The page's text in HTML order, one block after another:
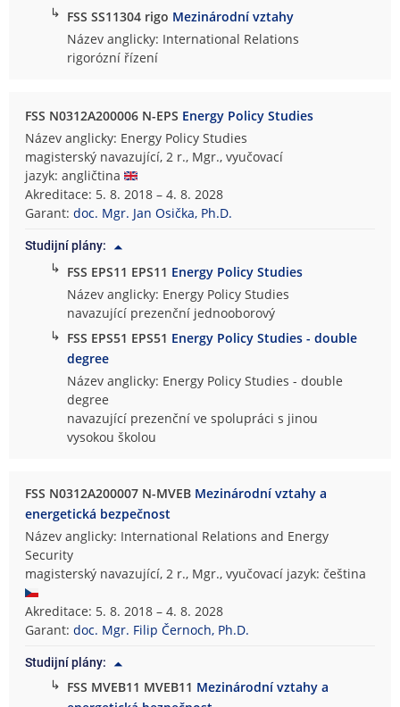
↳ FSS SS11304 rigo Mezinárodní vztahy
Název anglicky: International Relations
rigorózní řízení
FSS N0312A200006 N-EPS Energy Policy Studies
Název anglicky: Energy Policy Studies
magisterský navazující, 2 r., Mgr., vyučovací
jazyk: angličtina
Akreditace: 5. 8. 2018 – 4. 8. 2028
Garant:doc. Mgr. Jan Osička, Ph.D.
Studijní plány:
↳ FSS EPS11 EPS11 Energy Policy Studies
Název anglicky: Energy Policy Studies
navazující prezenční jednooborový
↳ FSS EPS51 EPS51 Energy Policy Studies - double
degree
Název anglicky: Energy Policy Studies - double
degree
navazující prezenční ve spolupráci s jinou
vysokou školou
FSS N0312A200007 N-MVEB Mezinárodní vztahy a
energetická bezpečnost
Název anglicky: International Relations and Energy
Security
magisterský navazující, 2 r., Mgr., vyučovací jazyk: čeština
Akreditace: 5. 8. 2018 – 4. 8. 2028
Garant:doc. Mgr. Filip Černoch, Ph.D.
Studijní plány:
↳ FSS MVEB11 MVEB11 Mezinárodní vztahy a